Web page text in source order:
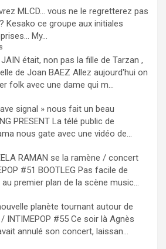
MLCD… vous ne le regretterez pas
Kesako ce groupe aux initiales
My...
JAIN était, non pas la fille de Tarzan ,
de Joan BAEZ Allez aujourd'hui on
folk avec une dame qui m...
signal » nous fait un beau
PRESENT La télé public de
nous gate avec une vidéo de...
RAMAN se la ramène / concert
#51 BOOTLEG Pas facile de
au premier plan de la scène music...
planète tournant autour de
INTIMEPOP #55 Ce soir là Agnès
annulé son concert, laissan...